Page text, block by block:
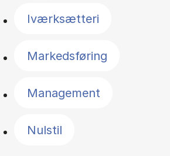
Iværksætteri
Markedsføring
Management
Nulstil